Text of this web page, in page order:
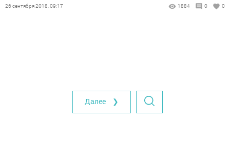
26 сентября 2018, 09:17 1884 0 0
Далее ❯